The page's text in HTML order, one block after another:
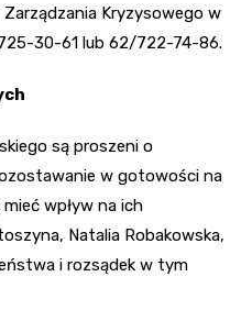
Kryzysowego w
30-61 lub 62/722-74-86.
są proszeni o
w gotowości na
wpływ na ich
Natalia Robakowska,
i rozsądek w tym